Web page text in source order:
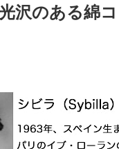
沢のある綿